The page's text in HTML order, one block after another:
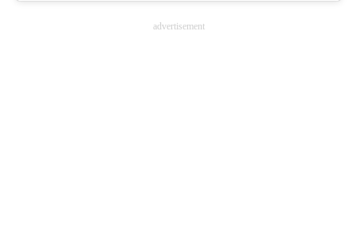
advertisement